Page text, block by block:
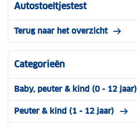
Autostoeltjestest
Terug naar het overzicht
Categorieën
Baby, peuter & kind (0 - 12 jaar)
Peuter & kind (1 - 12 jaar)